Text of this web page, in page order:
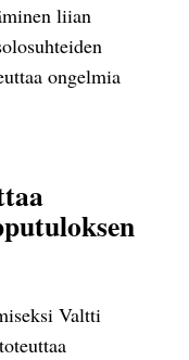
liian
ongelmia
Valtti